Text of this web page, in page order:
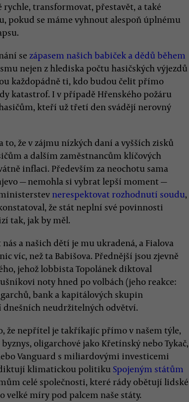
transformovat, přestavět, a také
pokud se máme vyhnout alespoň úplnému
se zápasem našich babiček a dědů během
nejen z hlediska počtu hasičských výjezdů
každopádně ti, kdo budou čelit přímo
katastrof. I v případě Hřenského požáru
kteří už třetí den svádějí nerovný
to, že v zájmu nízkých daní a vyšších zisků
a dalším zaměstnancům klíčových
inflaci. Především za neochotu sama
— nemohla si vybrat lepší moment —
nerespektovat rozhodnutí soudu,
že stát neplní své povinnosti
tak, jak by měl.
a našich dětí je mu ukradená, a Fialova
víc, než ta Babišova. Přednější jsou zjevně
jehož lobbista Topolánek diktoval
noty hned po volbách (jeho reakce:
bank a kapitálových skupin
neudržitelných odvětví.
že nepřítel je takříkajíc přímo v našem týle,
oligarchové jako Křetínský nebo Tykač,
Vanguard s miliardovými investicemi
klimatickou politiku Spojeným státům
celé společnosti, které rády obětují lidské
míry pod palcem naše státy.